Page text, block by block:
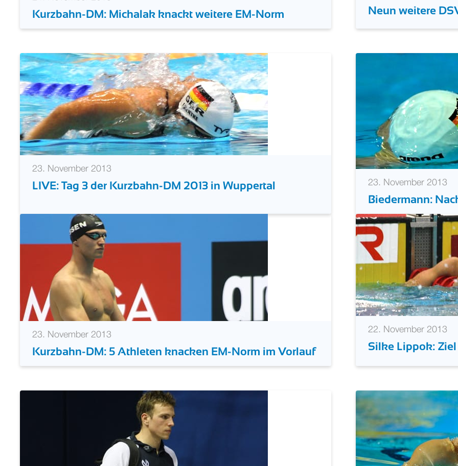
Kurzbahn-DM: Michalak knackt weitere EM-Norm Neun weitere
23. November 2013
LIVE: Tag 3 der Kurzbahn-DM 2013 in Wuppertal 23. November 2013
Biedermann:
23. November 2013
Kurzbahn-DM: 5 Athleten knacken EM-Norm im Vorlauf
22. November 2013
Silke Lippok: